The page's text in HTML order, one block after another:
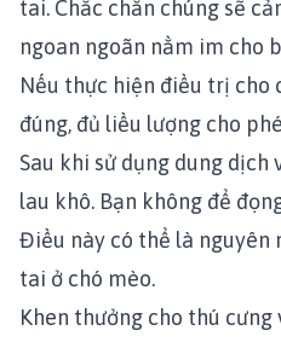
tai. Chắc chắn chúng sẽ
ngoan ngoãn nằm im cho
Nếu thực hiện điều trị cho
đúng, đủ liều lượng cho
Sau khi sử dụng dung dịch
lau khô. Bạn không để
Điều này có thể là nguyên
tai ở chó mèo.
Khen thưởng cho thú